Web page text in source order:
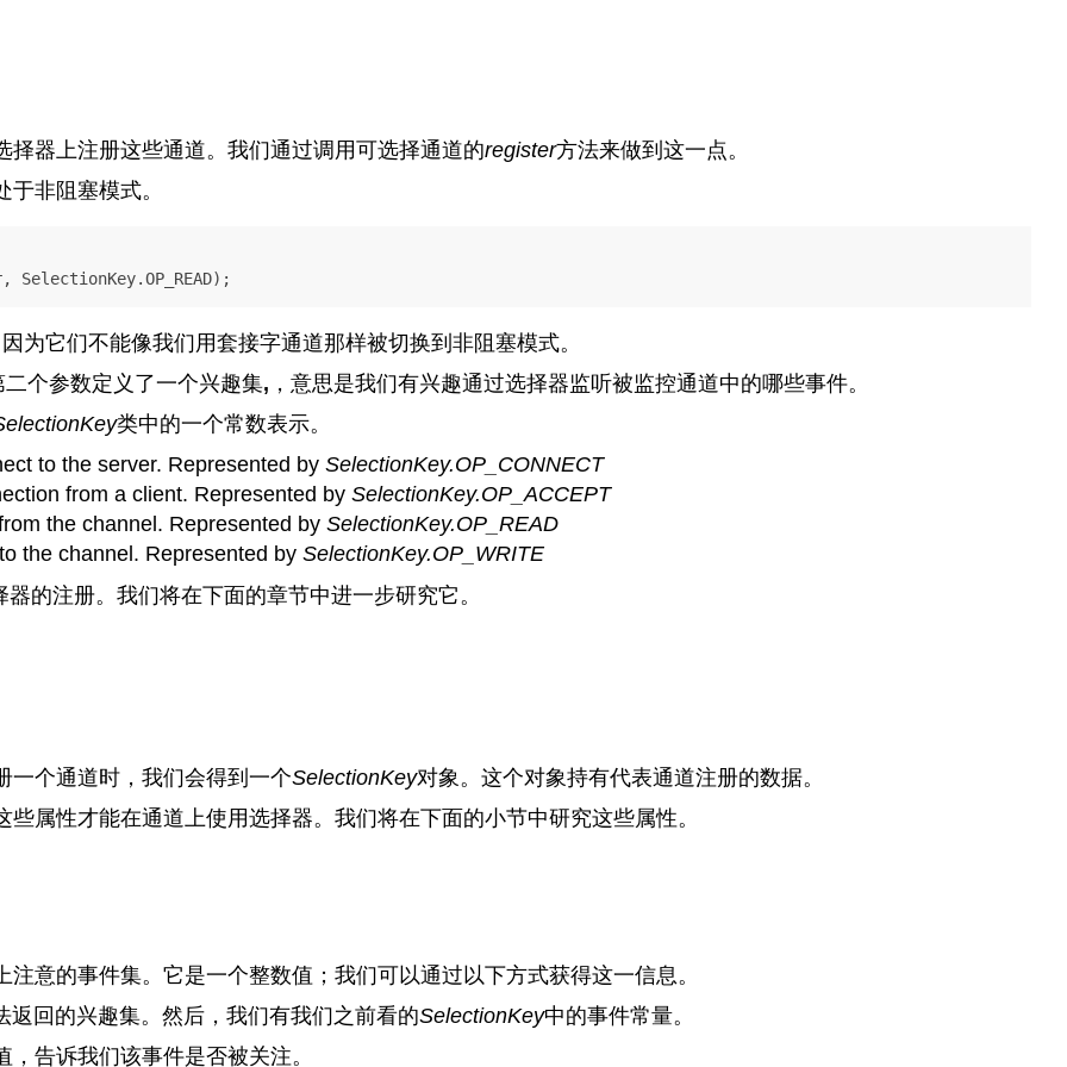
器上注册这些通道。我们通过调用可选择通道的register方法来做到这一点。
非阻塞模式。
为它们不能像我们用套接字通道那样被切换到非阻塞模式。
个参数定义了一个兴趣集, ，意思是我们有兴趣通过选择器监听被监控通道中的哪些事件。
类中的一个常数表示。
to the server. Represented by SelectionKey.OP_CONNECT
from a client. Represented by SelectionKey.OP_ACCEPT
the channel. Represented by SelectionKey.OP_READ
the channel. Represented by SelectionKey.OP_WRITE
的注册。我们将在下面的章节中进一步研究它。
一个通道时，我们会得到一个SelectionKey对象。这个对象持有代表通道注册的数据。
属性才能在通道上使用选择器。我们将在下面的小节中研究这些属性。
意的事件集。它是一个整数值；我们可以通过以下方式获得这一信息。
返回的兴趣集。然后，我们有我们之前看的SelectionKey中的事件常量。
告诉我们该事件是否被关注。